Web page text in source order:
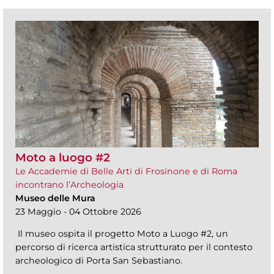
Moto a luogo #2
Le Accademie di Belle Arti di Frosinone e di Roma
incontrano l’Archeologia
Museo delle Mura
23 Maggio - 04 Ottobre 2026
Il museo ospita il progetto Moto a Luogo #2, un
percorso di ricerca artistica strutturato per il contesto
archeologico di Porta San Sebastiano.